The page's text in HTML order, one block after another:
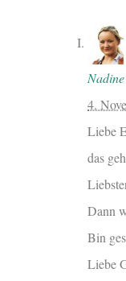
4.
Liebe
das
Dann
Bin
Liebe